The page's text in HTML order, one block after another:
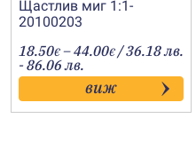
Щастлив миг 1:1-
20100203
18.50€ –44.00€Price
range:
18.50€
through
44.00€
/ 36.18 лв.
- 86.06 лв.
виж